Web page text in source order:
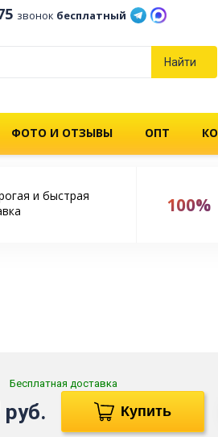
звонок бесплатный
Найти
ФОТО И ОТЗЫВЫ ОПТ
и быстрая
100%
Бесплатная доставка
руб. Купить